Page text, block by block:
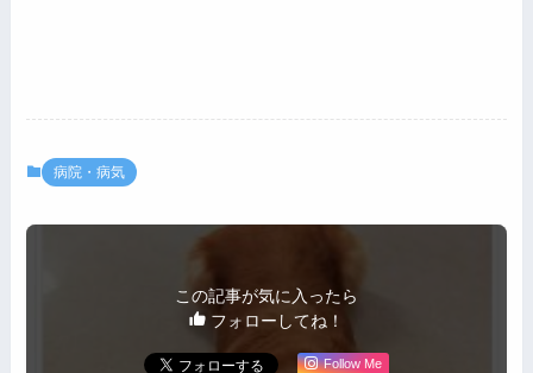
病院・病気
この記事が気に入ったら
フォローしてね！
Follow Me